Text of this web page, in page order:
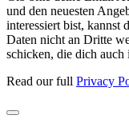
und den neuesten
interessiert bist, kannst
Daten nicht an Dritte
schicken, die dich auch
Read our full Privacy